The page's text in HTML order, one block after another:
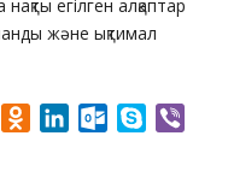
егілген алқаптар
және ықтимал
Copy
Odnoklassniki
LinkedInOutlook.com
Skype